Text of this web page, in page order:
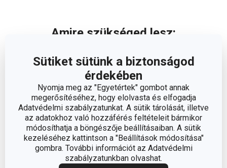
Sütiket sütünk a biztonságod
érdekében
Nyomja meg az "Egyetértek" gombot annak
megerősítéséhez, hogy elolvasta és elfogadja
Adatvédelmi szabályzatunkat. A sütik tárolását, illetve
az adatokhoz való hozzáférés feltételeit bármikor
módosíthatja a böngészője beállításaiban. A sütik
kezeléséhez kattintson a "Beállítások módosítása"
gombra. További információt az Adatvédelmi
szabályzatunkban olvashat.
Amire szükséged lesz: